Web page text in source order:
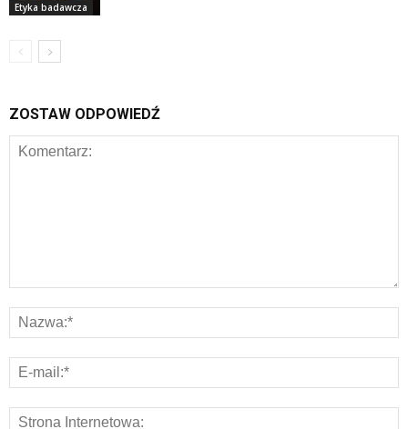
Etyka badawcza
ZOSTAW ODPOWIEDŹ